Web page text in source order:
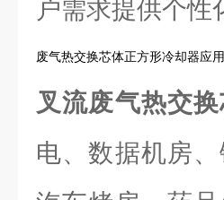
户需求提供个性
废气热交换芯体正方形冷却器应
叉流废气热交
电、数据机房